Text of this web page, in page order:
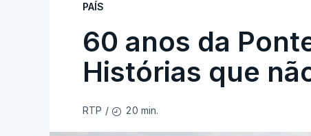
PAÍS
60 anos da
Histórias que
RTP / 20 min.